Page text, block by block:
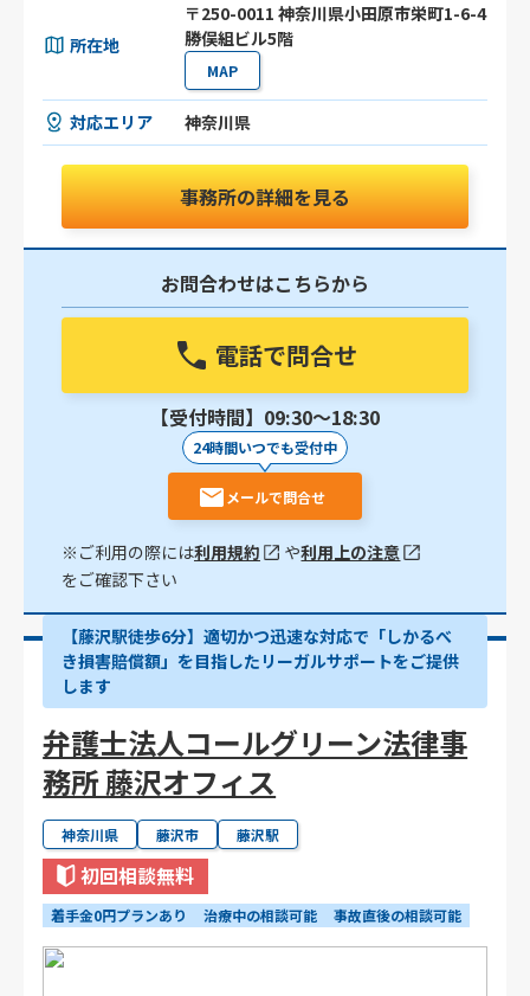
所在地
〒250-0011 神奈川県小田原市栄町1-6-4
勝俣組ビル5階
MAP
対応エリア 神奈川県
事務所の詳細を見る
お問合わせはこちらから
電話で問合せ
【受付時間】09:30〜18:30
24時間いつでも受付中
メールで問合せ
※ご利用の際には利用規約 や利用上の注意
をご確認下さい
【藤沢駅徒歩6分】適切かつ迅速な対応で「しかるべ
き損害賠償額」を目指したリーガルサポートをご提供
します
弁護士法人コールグリーン法律事
務所 藤沢オフィス
神奈川県 藤沢市 藤沢駅
初回相談無料
着手金0円プランあり 治療中の相談可能 事故直後の相談可能